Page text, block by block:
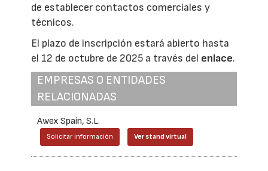
de establecer contactos comerciales y
técnicos.
El plazo de inscripción estará abierto hasta
el 12 de octubre de 2025 a través del enlace.
EMPRESAS O ENTIDADES
RELACIONADAS
Awex Spain, S.L.
Solicitar información Ver stand virtual